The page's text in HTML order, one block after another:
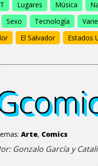
Lugares Música
Sexo Tecnología
El Salvador Estados
Arte, Comics
Gonzalo García y